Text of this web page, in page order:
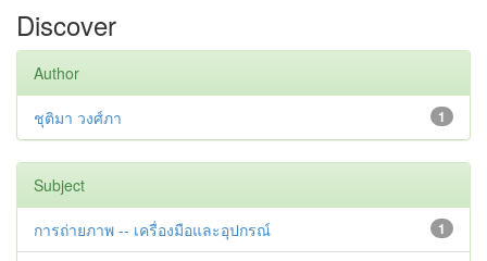
Discover
Author
1
ชุติมา วงศ์ภา
Subject
1
การถ่ายภาพ -- เครื่องมือและอุปกรณ์